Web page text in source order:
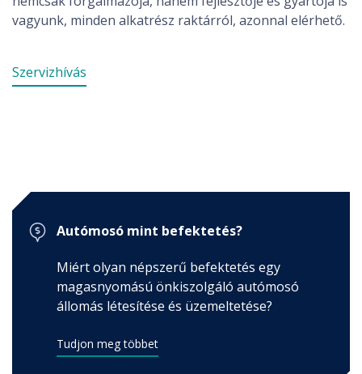
Hírek
Kapcsolat
vagyunk, minden alkatrész raktárról, azonnal elérhető.
Szervizhívás
Autómosó mint befektetés?
Miért olyan népszerű befektetés egy
magasnyomású önkiszolgáló autómosó
állomás létesítése és üzemeltetése?
Tudjon meg többet